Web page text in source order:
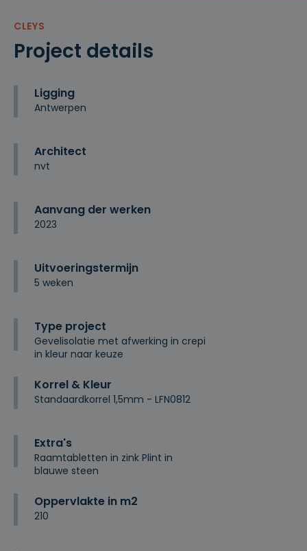
CLEYS
Project details
Ligging
Antwerpen
Architect
nvt
Aanvang der werken
2023
Uitvoeringstermijn
5 weken
Type project
Gevelisolatie met afwerking in crepi
in kleur naar keuze
Korrel & Kleur
Standaardkorrel 1,5mm - LFN0812
Extra's
Raamtabletten in zink Plint in
blauwe steen
Oppervlakte in m2
210